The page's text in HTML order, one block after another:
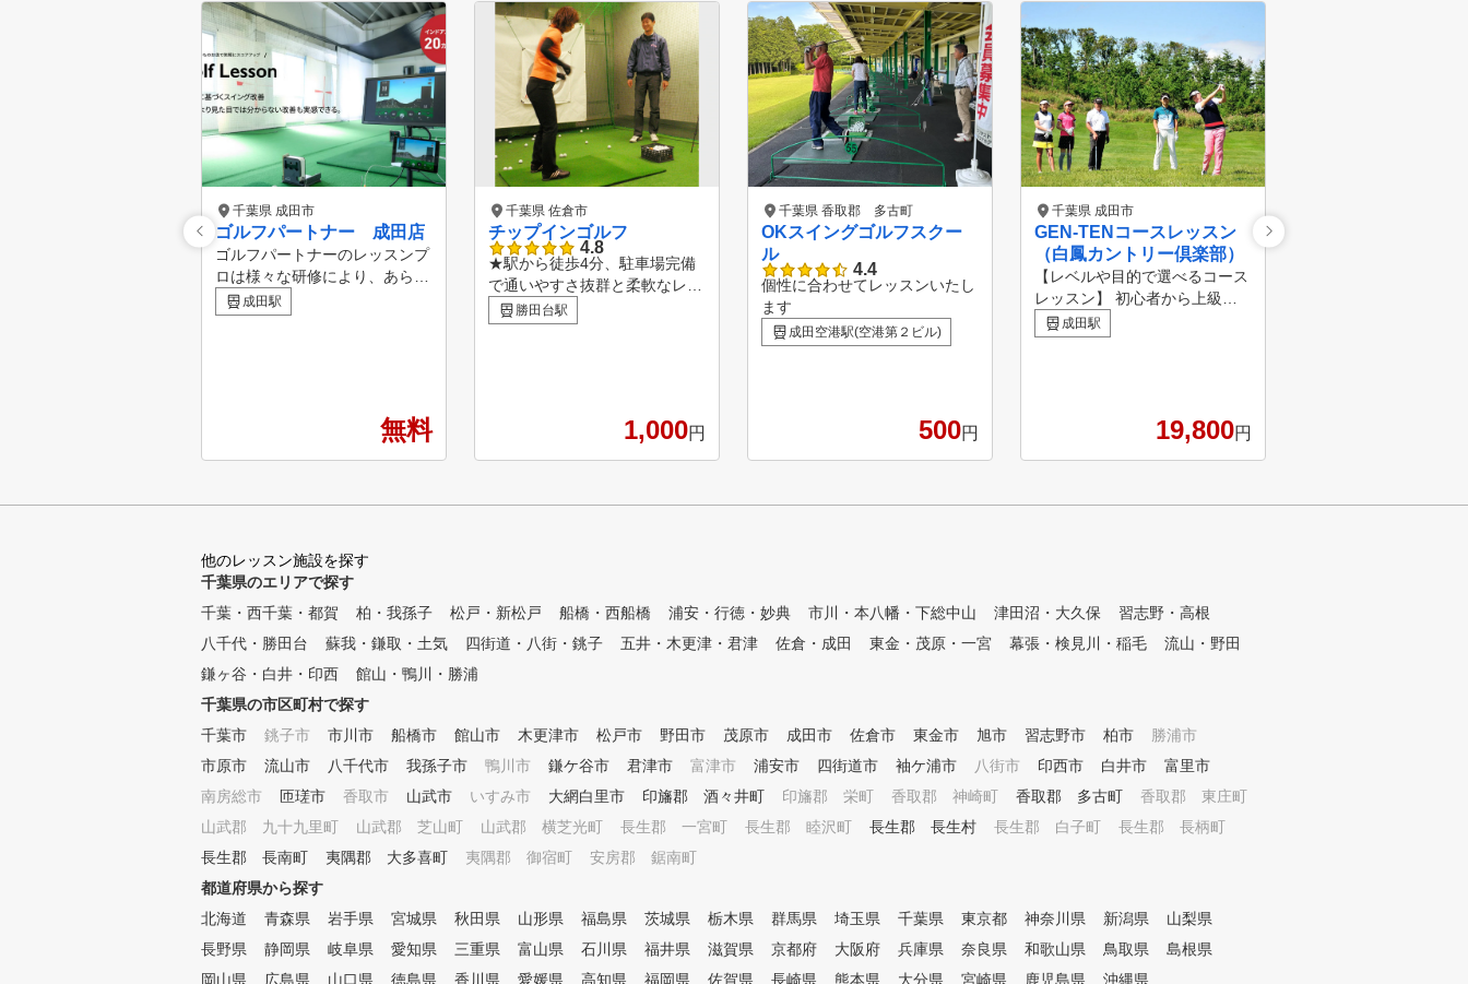
千葉県 成田市
ゴルフパートナー 成田店
ゴルフパートナーのレッスンプ
ロは様々な研修により、あらゆ
る方面から生徒様の上達をサポ
ートしています！ ビギナーか
用いて、現状把握を行う事で、
適のスイング理論をご提案する
ことで上達をサポートします。
■POINT３ クラブフィッティ
ング 現在のクラブが合ってい
るか、レッスンプロがチェック
いたします。また、次のステッ
わせてご提案いたします。 ■P
OINT４ 筋力・柔軟性 ゴルフ
に必要な筋力は他のスポーツと
異なって限られています。ご自
宅でも簡単にできるトレーニン
グメニューも合わせて提案しま
メント ほとんどのゴルファー
がこの部分でスコアをロスして
います。スコアアップに重要な
コースマネジメントやメンタル
トレーニング含めてレッスンい
たします。
成田駅
無料
千葉県 佐倉市
チップインゴルフ
4.8
★駅から徒歩4分、駐車場完備
で通いやすさ抜群と柔軟なレッ
スンスタイル スクール内での
レッスン以外にも、実践的なラ
レッスン チケット制の60分マ
ンツーマンレッスンは完全予約
合わせて受講可能。初心者から
ーズアイ」導入 スタジオレッ
スンでは「ドクターズアイ」を
使用し、美しいスイングの形成
勝田台駅
1,000円
千葉県 香取郡 多古町
OKスイングゴルフスクー
ル
4.4
個性に合わせてレッスンいたし
ます
成田空港駅(空港第２ビル)
500円
千葉県 成田市
GEN-TENコースレッスン
（白鳳カントリー倶楽部）
【レベルや目的で選べるコース
レッスン】 初心者から上級者
まで、「楽しく上達」を実感で
きる豊富なレッスンメニューか
コース】 東京、千葉、埼玉、
ます。 【情熱と個性があふれ
るコーチ】 コーチたちはみん
な、あなたと共に考え、目標へ
いにきてください。 【メンバ
ーとコーチが集うクラブハウス
】 メンバー専用ページもござ
います。 メンバーの皆さま一
人一人のロッカールームとレッ
ルフライフのために。クラブハ
ウスが、あなたのMeet on the
Green！をサポートします。
成田駅
19,800円
他のレッスン施設を探す
千葉県のエリアで探す
千葉・西千葉・都賀
柏・我孫子 松戸・新松戸 船橋・西船橋 浦安・行徳・妙典 市川・本八幡・下総中山 津田沼・大久保
習志野・高根
八千代・勝田台
蘇我・鎌取・土気 四街道・八街・銚子 五井・木更津・君津 佐倉・成田 東金・茂原・一宮 幕張・検見川・稲毛
流山・野田
鎌ヶ谷・白井・印西
館山・鴨川・勝浦
千葉県の市区町村で探す
千葉市
銚子市 市川市 船橋市 館山市 木更津市 松戸市 野田市 茂原市 成田市 佐倉市 東金市 旭市 習志野市 柏市
勝浦市
市原市
流山市 八千代市 我孫子市 鴨川市 鎌ケ谷市 君津市 富津市 浦安市 四街道市 袖ケ浦市 八街市 印西市 白井市
富里市
南房総市
匝瑳市 香取市 山武市 いすみ市 大網白里市 印旛郡 酒々井町 印旛郡 栄町 香取郡 神崎町 香取郡 多古町
香取郡 東庄町
山武郡 九十九里町
山武郡 芝山町 山武郡 横芝光町 長生郡 一宮町 長生郡 睦沢町 長生郡 長生村 長生郡 白子町
長生郡 長柄町
長生郡 長南町
夷隅郡 大多喜町 夷隅郡 御宿町
安房郡 鋸南町
都道府県から探す
北海道
青森県 岩手県 宮城県 秋田県 山形県 福島県 茨城県 栃木県 群馬県 埼玉県 千葉県 東京都 神奈川県 新潟県
山梨県
長野県
静岡県 岐阜県 愛知県 三重県 富山県 石川県 福井県 滋賀県 京都府 大阪府 兵庫県 奈良県 和歌山県 鳥取県
島根県
岡山県
広島県 山口県 徳島県 香川県 愛媛県 高知県 福岡県 佐賀県 長崎県 熊本県 大分県 宮崎県 鹿児島県 沖縄県